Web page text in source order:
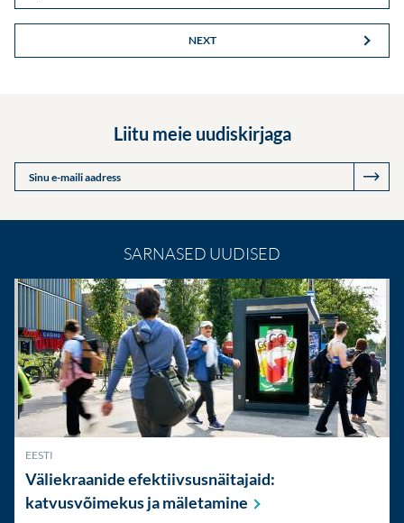
NEXT
Liitu meie uudiskirjaga
Sinu e-maili aadress
SARNASED UUDISED
EESTI
Väliekraanide efektiivsusnäitajaid:
katvusvõimekus jamäletamine